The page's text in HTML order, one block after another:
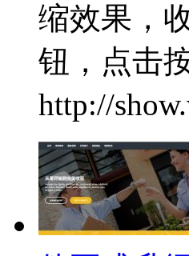
缩效果，
钮，点击
http://